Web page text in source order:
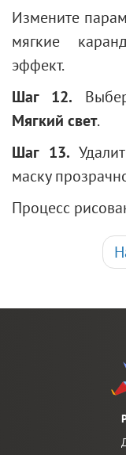
Измените
мягкие
эффект.
Шаг 12.
Мягкий свет.
Шаг 13.
маску
Процесс